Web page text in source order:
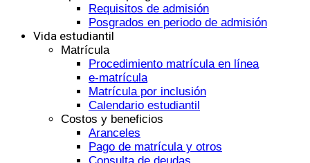
Requisitos de admisión
Posgrados en periodo de admisión
Vida estudiantil
Matrícula
Procedimiento matrícula en línea
e-matrícula
Matrícula por inclusión
Calendario estudiantil
Costos y beneficios
Aranceles
Pago de matrícula y otros
Consulta de deudas